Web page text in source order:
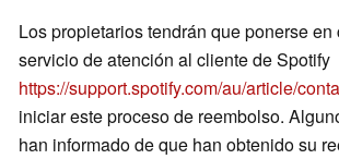
Los propietarios tendrán que ponerse en
servicio de atención al cliente de Spotify
https://support.spotify.com/au/article/
iniciar este proceso de reembolso.
han informado de que han obtenido su